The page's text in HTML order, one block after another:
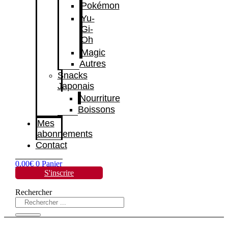
Pokémon
Yu-
Gi-
Oh
Magic
Autres
Snacks
Japonais
Nourriture
Boissons
Mes
abonnements
Contact
0,00€ 0 Panier
S'inscrire
Rechercher